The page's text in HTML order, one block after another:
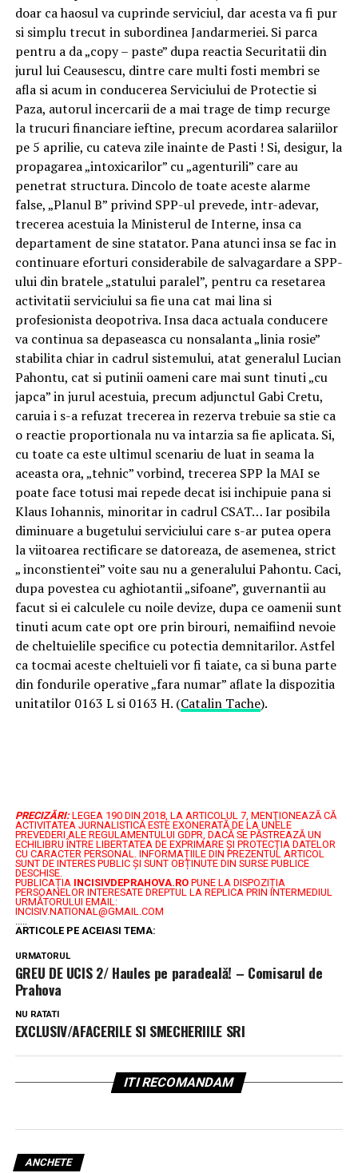
doar ca haosul va cuprinde serviciul, dar acesta va fi pur
si simplu trecut in subordinea Jandarmeriei. Si parca
pentru a da „copy – paste” dupa reactia Securitatii din
jurul lui Ceausescu, dintre care multi fosti membri se
afla si acum in conducerea Serviciului de Protectie si
Paza, autorul incercarii de a mai trage de timp recurge
la trucuri financiare ieftine, precum acordarea salariilor
pe 5 aprilie, cu cateva zile inainte de Pasti ! Si, desigur, la
propagarea „intoxicarilor” cu „agenturili” care au
penetrat structura. Dincolo de toate aceste alarme
false, „Planul B” privind SPP-ul prevede, intr-adevar,
trecerea acestuia la Ministerul de Interne, insa ca
departament de sine statator. Pana atunci insa se fac in
continuare eforturi considerabile de salvagardare a SPP-
ului din bratele „statului paralel”, pentru ca resetarea
activitatii serviciului sa fie una cat mai lina si
profesionista deopotriva. Insa daca actuala conducere
va continua sa depaseasca cu nonsalanta „linia rosie”
stabilita chiar in cadrul sistemului, atat generalul Lucian
Pahontu, cat si putinii oameni care mai sunt tinuti „cu
japca” in jurul acestuia, precum adjunctul Gabi Cretu,
caruia i s-a refuzat trecerea in rezerva trebuie sa stie ca
o reactie proportionala nu va intarzia sa fie aplicata. Si,
cu toate ca este ultimul scenariu de luat in seama la
aceasta ora, „tehnic” vorbind, trecerea SPP la MAI se
poate face totusi mai repede decat isi inchipuie pana si
Klaus Iohannis, minoritar in cadrul CSAT… Iar posibila
diminuare a bugetului serviciului care s-ar putea opera
la viitoarea rectificare se datoreaza, de asemenea, strict
„ inconstientei” voite sau nu a generalului Pahontu. Caci,
dupa povestea cu aghiotantii „sifoane”, guvernantii au
facut si ei calculele cu noile devize, dupa ce oamenii sunt
tinuti acum cate opt ore prin birouri, nemaifiind nevoie
de cheltuielile specifice cu potectia demnitarilor. Astfel
ca tocmai aceste cheltuieli vor fi taiate, ca si buna parte
din fondurile operative „fara numar” aflate la dispozitia
unitatilor 0163 L si 0163 H. (Catalin Tache).
PRECIZĂRI: LEGEA 190 DIN 2018, LA ARTICOLUL 7, MENŢIONEAZĂ CĂ
ACTIVITATEA JURNALISTICĂ ESTE EXONERATĂ DE LA UNELE
PREVEDERI ALE REGULAMENTULUI GDPR, DACĂ SE PĂSTREAZĂ UN
ECHILIBRU ÎNTRE LIBERTATEA DE EXPRIMARE ŞI PROTECŢIA DATELOR
CU CARACTER PERSONAL.
INFORMAȚIILE DIN PREZENTUL ARTICOL
SUNT DE INTERES PUBLIC ȘI SUNT OBȚINUTE DIN SURSE PUBLICE
DESCHISE.
PUBLICAȚIA INCISIVDEPRAHOVA.ROPUNE LA DISPOZIȚIA
PERSOANELOR INTERESATE DREPTUL LA REPLICA PRIN INTERMEDIUL
URMĂTORULUI EMAIL:
INCISIV.NATIONAL@GMAIL.COM
ARTICOLE PE ACEIASI TEMA:
URMATORUL
GREU DE UCIS 2/ Haules pe paradeală! – Comisarul de
Prahova
NU RATATI
EXCLUSIV/AFACERILE SI SMECHERIILE SRI
ITI RECOMANDAM
ANCHETE